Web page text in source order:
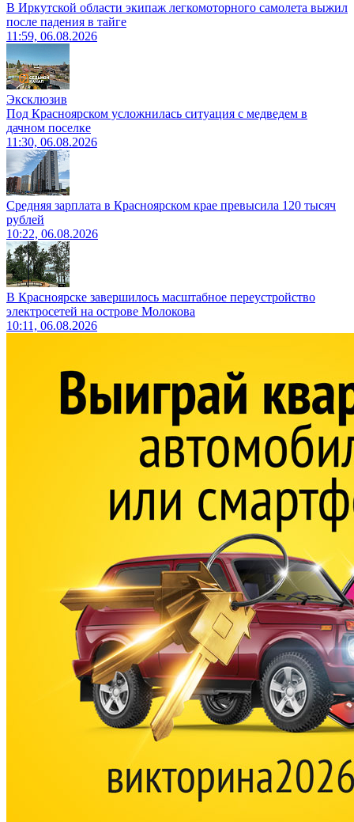
В Иркутской области экипаж легкомоторного самолета выжил
после падения в тайге
11:59, 06.08.2026
Эксклюзив
Под Красноярском усложнилась ситуация с медведем в
дачном поселке
11:30, 06.08.2026
Средняя зарплата в Красноярском крае превысила 120 тысяч
рублей
10:22, 06.08.2026
В Красноярске завершилось масштабное переустройство
электросетей на острове Молокова
10:11, 06.08.2026